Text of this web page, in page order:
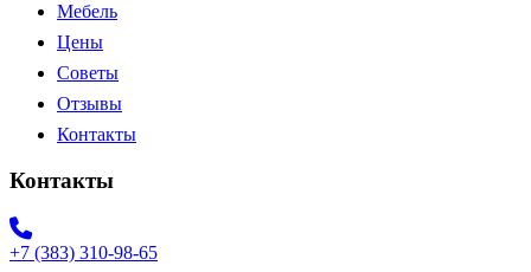
Мебель
Цены
Советы
Отзывы
Контакты
Контакты
+7 (383) 310-98-65